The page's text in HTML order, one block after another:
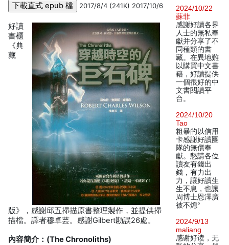
2017/8/4 (241K) 2017/10/6
好讀
書櫃
《典
藏
版》，感謝邱五掃描原書整理製作，並提供掃
描檔。譯者穆卓芸。感謝Gilbert勘誤26處。
內容簡介：(The Chronoliths)
2024/10/22
蘇菲
感謝好讀各界
人士的無私奉
獻并分享了不
同種類的書
藏。在異地難
以購買中文書
籍，好讀提供
一個很好的中
文書閱讀平
台。
2024/10/20
Tao
粗暴的以信用
卡感謝好讀團
隊的無償奉
獻。懇請各位
讀友有錢出
錢，有力出
力，讓好讀生
生不息，也讓
周博士恩澤廣
被不熄°
2024/9/13
maliang
感谢好读，无